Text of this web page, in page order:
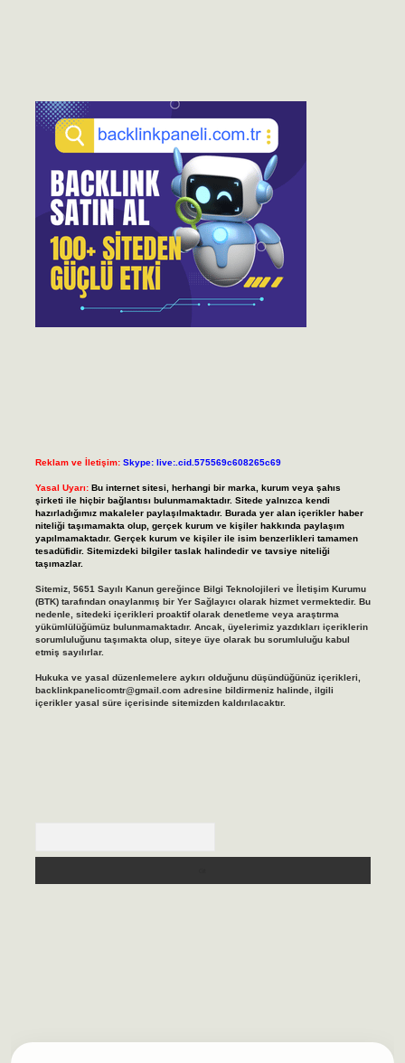
Reklam ve İletişim: Skype: live:.cid.575569c608265c69
Yasal Uyarı: Bu internet sitesi, herhangi bir marka, kurum veya şahıs
şirketi ile hiçbir bağlantısı bulunmamaktadır. Sitede yalnızca kendi
hazırladığımız makaleler paylaşılmaktadır. Burada yer alan içerikler haber
niteliği taşımamakta olup, gerçek kurum ve kişiler hakkında paylaşım
yapılmamaktadır. Gerçek kurum ve kişiler ile isim benzerlikleri tamamen
tesadüfidir. Sitemizdeki bilgiler taslak halindedir ve tavsiye niteliği
taşımazlar.
Sitemiz, 5651 Sayılı Kanun gereğince Bilgi Teknolojileri ve İletişim Kurumu
(BTK) tarafından onaylanmış bir Yer Sağlayıcı olarak hizmet vermektedir. Bu
nedenle, sitedeki içerikleri proaktif olarak denetleme veya araştırma
yükümlülüğümüz bulunmamaktadır. Ancak, üyelerimiz yazdıkları içeriklerin
sorumluluğunu taşımakta olup, siteye üye olarak bu sorumluluğu kabul
etmiş sayılırlar.
Hukuka ve yasal düzenlemelere aykırı olduğunu düşündüğünüz içerikleri,
backlinkpanelicomtr@gmail.comadresine bildirmeniz halinde, ilgili
içerikler yasal süre içerisinde sitemizden kaldırılacaktır.